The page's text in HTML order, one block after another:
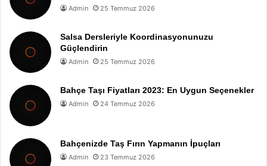
Admin 25 Temmuz 2026
Salsa Dersleriyle Koordinasyonunuzu
Güçlendirin
Admin 25 Temmuz 2026
Bahçe Taşı Fiyatları 2023: En Uygun Seçenekler
Admin 24 Temmuz 2026
Bahçenizde Taş Fırın Yapmanın İpuçları
Admin 23 Temmuz 2026